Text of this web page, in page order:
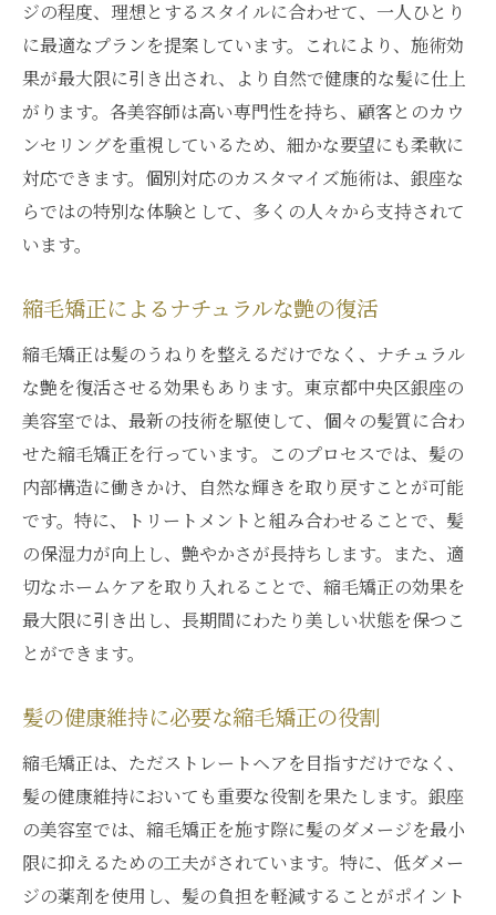
一人ひとりに合わせた施術の可能性
高品質なプロダクトによる施術の効果
美容師と相談して作る理想の髪
銀座の美容室ならではの技術力
カスタマイズ施術が与える安心感
ケアの重要性
施術後のケアで保つ美しい髪
日々のケア方法と縮毛矯正の相乗効果
銀座の美容師が教えるホームケアの秘訣
縮毛矯正後の髪を守るためのケア
髪の健康を維持する正しいケア方法
日常生活でのケアが叶える持続的な美しさ
銀座の縮毛矯正がもたらす新たな美の可能性を
探る
縮毛矯正が開く新たなスタイルの扉
銀座の縮毛矯正が生み出すトレンド
新しい髪型への挑戦を後押し
縮毛矯正による美しさの再定義
銀座の美容室が拓く未来の美
縮毛矯正が銀座での美髪への第一歩となる理由
縮毛矯正がもたらす劇的な髪質変革
ジの程度、理想とするスタイルに合わせて、一人ひとり
に最適なプランを提案しています。これにより、施術効
果が最大限に引き出され、より自然で健康的な髪に仕上
がります。各美容師は高い専門性を持ち、顧客とのカウ
ンセリングを重視しているため、細かな要望にも柔軟に
対応できます。個別対応のカスタマイズ施術は、銀座な
らではの特別な体験として、多くの人々から支持されて
います。
縮毛矯正によるナチュラルな艶の復活
縮毛矯正は髪のうねりを整えるだけでなく、ナチュラル
な艶を復活させる効果もあります。東京都中央区銀座の
美容室では、最新の技術を駆使して、個々の髪質に合わ
せた縮毛矯正を行っています。このプロセスでは、髪の
内部構造に働きかけ、自然な輝きを取り戻すことが可能
です。特に、トリートメントと組み合わせることで、髪
の保湿力が向上し、艶やかさが長持ちします。また、適
切なホームケアを取り入れることで、縮毛矯正の効果を
最大限に引き出し、長期間にわたり美しい状態を保つこ
とができます。
髪の健康維持に必要な縮毛矯正の役割
縮毛矯正は、ただストレートヘアを目指すだけでなく、
髪の健康維持においても重要な役割を果たします。銀座
の美容室では、縮毛矯正を施す際に髪のダメージを最小
限に抑えるための工夫がされています。特に、低ダメー
ジの薬剤を使用し、髪の負担を軽減することがポイント